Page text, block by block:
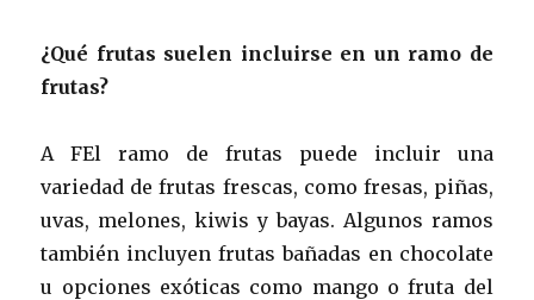
¿Qué frutas suelen incluirse en un ramo de
frutas?
A FEl ramo de frutas puede incluir una
variedad de frutas frescas, como fresas, piñas,
uvas, melones, kiwis y bayas. Algunos ramos
también incluyen frutas bañadas en chocolate
u opciones exóticas como mango o fruta del